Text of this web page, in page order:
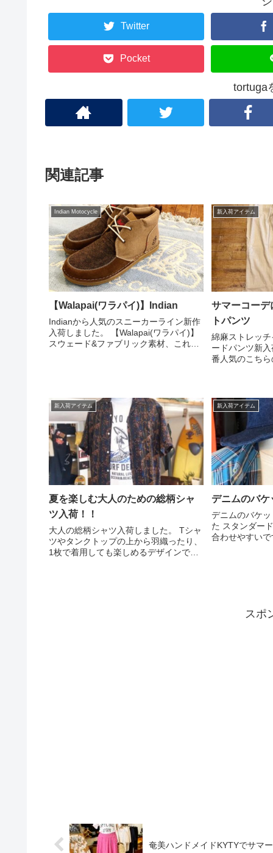
Twitter
Pocket
tortuga
関連記事
Indian Motocycle
【Walapai(ワラパイ)】Indian
Indianから人気のスニーカーライン新作
入荷しました。 【Walapai(ワラパイ)】
スウェード&ファブリック素材、これか
新入荷アイテム
サマーコーデ
トパンツ
綿麻ストレッ
ードパンツ新
番人気のこちら
ュ、ブラック、
新入荷アイテム
夏を楽しむ大人のための総柄シャ
ツ入荷！！
大人の総柄シャツ入荷しました。 Tシャ
ツやタンクトップの上から羽織ったり、
1枚で着用しても楽しめるデザインで
新入荷アイテム
デニムのバケ
デニムのバケ
た スタンダー
合わせやすいで
スポ
奄美ハンドメイドKYTYでサマ